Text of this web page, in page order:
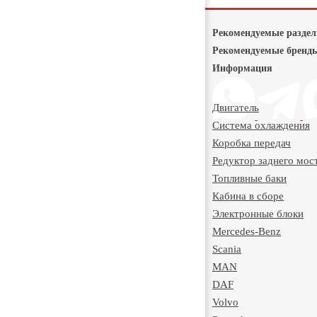
Рекомендуемые
Рекомендуемые
Информация
Двигатель
Система охлаждения
Коробка передач
Редуктор заднего
Топливные баки
Кабина в сборе
Электронные блоки
Mercedes-Benz
Scania
MAN
DAF
Volvo